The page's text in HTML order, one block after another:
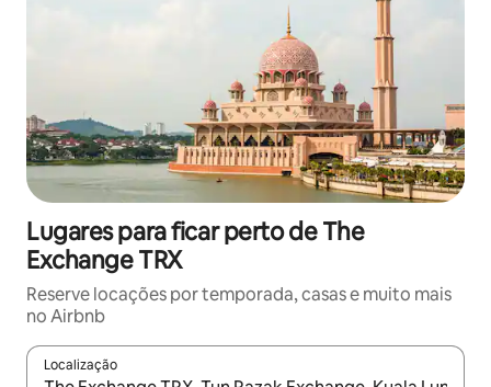
Lugares para ficar perto de The
Exchange TRX
Reserve locações por temporada, casas e muito mais
no Airbnb
Localização